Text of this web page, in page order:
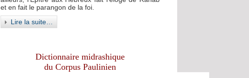
et en fait le parangon de la foi.
Lire la suite…
Dictionnaire midrashique
du Corpus Paulinien